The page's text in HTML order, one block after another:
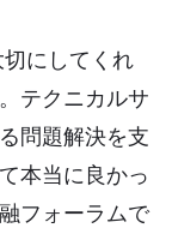
にしてくれ
テクニカルサ
問題解決を支
本当に良かっ
フォーラムで